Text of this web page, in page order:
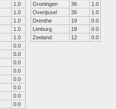
1.0
1.0
1.0
1.0
1.0
0.0
0.0
0.0
0.0
0.0
0.0
0.0
0.0
Groningen
36
1.0
Overijssel
35
1.0
Drenthe
19
0.0
Limburg
18
0.0
Zeeland
12 0.0